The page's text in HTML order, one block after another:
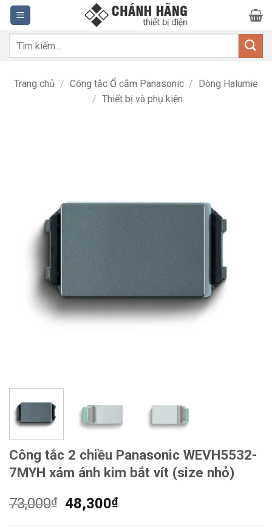
Bỏ
qua
nội
dung
Tìm
Trang chủ / Công tắc Ổ cắm Panasonic / Dòng Halumie
/ Thiết bị và phụ kiện
Công tắc 2 chiều Panasonic WEVH5532-
7MYH xám ánh kim bắt vít (size nhỏ)
73,000₫
Giá
48,300₫Giá